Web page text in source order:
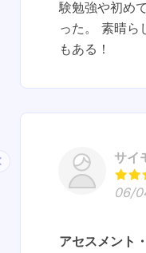
験勉強や初め
った。 素晴ら
もある！
サイ
06/
アセスメント